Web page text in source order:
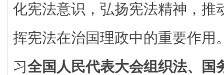
化宪法意识，弘扬宪法精神，推
挥宪法在治国理政中的重要作用
习全国人民代表大会组织法、国